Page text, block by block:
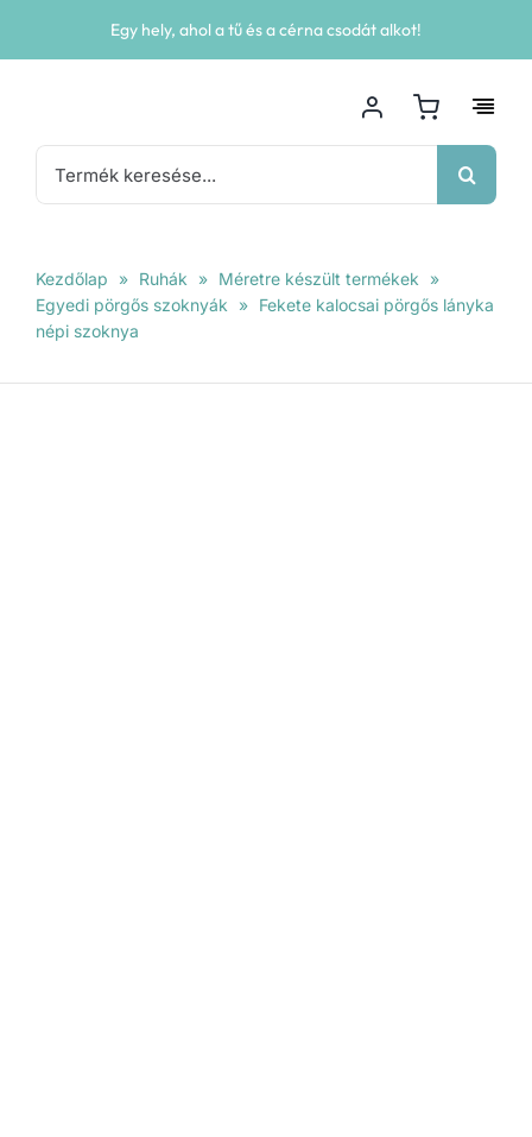
Egy hely, ahol a tű és a cérna csodát alkot!
Keresés...
Kezdőlap » Ruhák » Méretre készült termékek
»
Egyedi pörgős szoknyák
» Fekete kalocsai pörgős lányka
népi szoknya